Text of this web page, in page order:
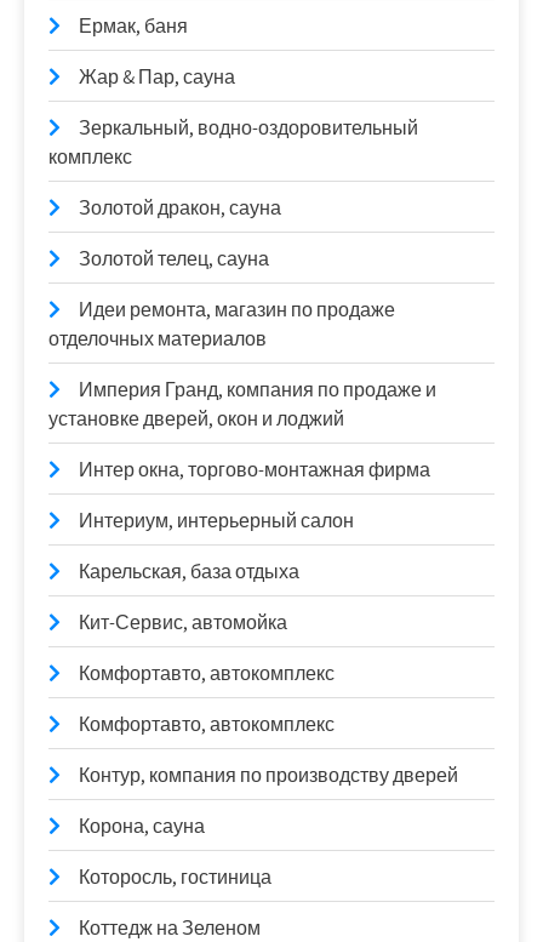
Ермак, баня
Жар & Пар, сауна
Зеркальный, водно-оздоровительный
комплекс
Золотой дракон, сауна
Золотой телец, сауна
Идеи ремонта, магазин по продаже
отделочных материалов
Империя Гранд, компания по продаже и
установке дверей, окон и лоджий
Интер окна, торгово-монтажная фирма
Интериум, интерьерный салон
Карельская, база отдыха
Кит-Сервис, автомойка
Комфортавто, автокомплекс
Комфортавто, автокомплекс
Контур, компания по производству дверей
Корона, сауна
Которосль, гостиница
Коттедж на Зеленом